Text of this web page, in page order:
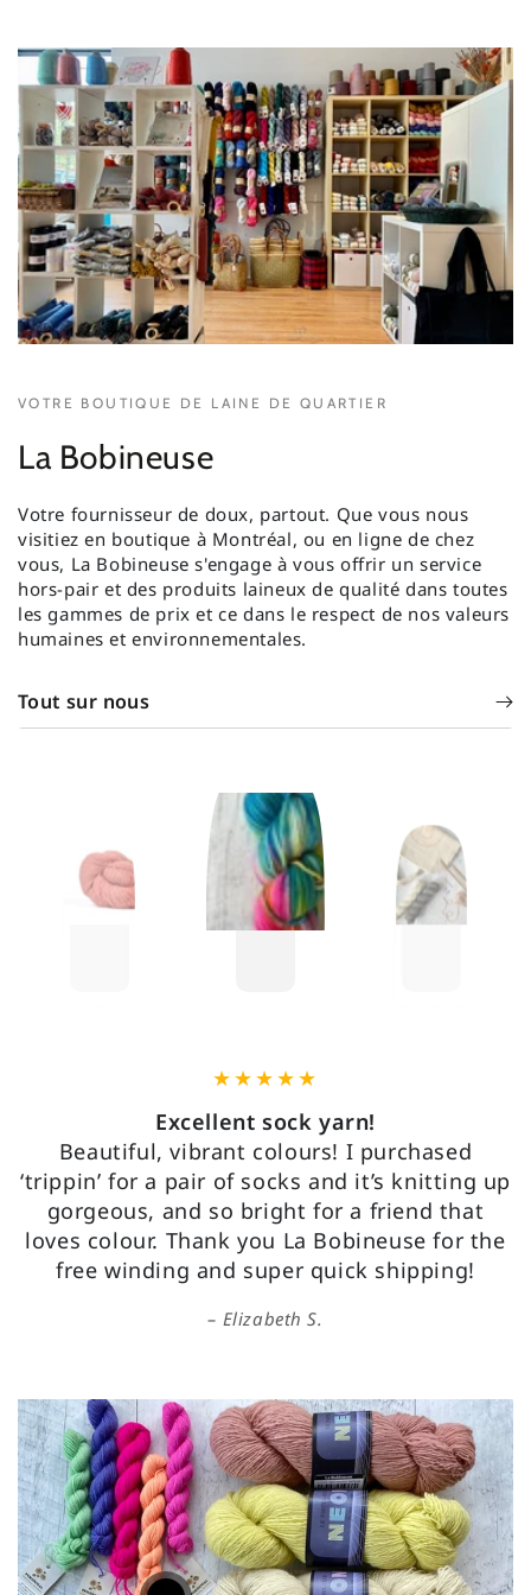
VOTRE BOUTIQUE DE LAINE DE QUARTIER
La Bobineuse
Votre fournisseur de doux, partout. Que vous nous
visitiez en boutique à Montréal, ou en ligne de chez
vous, La Bobineuse s'engage à vous offrir un service
hors-pair et des produits laineux de qualité dans toutes
les gammes de prix et ce dans le respect de nos valeurs
humaines et environnementales.
Tout sur nous
Excellent sock yarn!
Beautiful, vibrant colours! I purchased
‘trippin’ for a pair of socks and it’s knitting up
gorgeous, and so bright for a friend that
loves colour. Thank you La Bobineuse for the
free winding and super quick shipping!
Elizabeth S.